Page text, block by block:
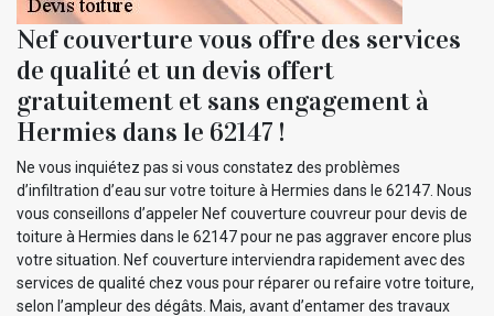
Nef couverture vous offre des services
de qualité et un devis offert
gratuitement et sans engagement à
Hermies dans le 62147 !
Ne vous inquiétez pas si vous constatez des problèmes
d’infiltration d’eau sur votre toiture à Hermies dans le 62147. Nous
vous conseillons d’appeler Nef couverture couvreur pour devis de
toiture à Hermies dans le 62147 pour ne pas aggraver encore plus
votre situation. Nef couverture interviendra rapidement avec des
services de qualité chez vous pour réparer ou refaire votre toiture,
selon l’ampleur des dégâts. Mais, avant d’entamer des travaux